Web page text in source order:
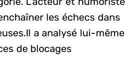
les échecs dans
a analysé lui-même
de blocages